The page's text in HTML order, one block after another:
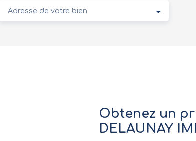
Adresse de votre bien
Obtenez un
DELAUNAY